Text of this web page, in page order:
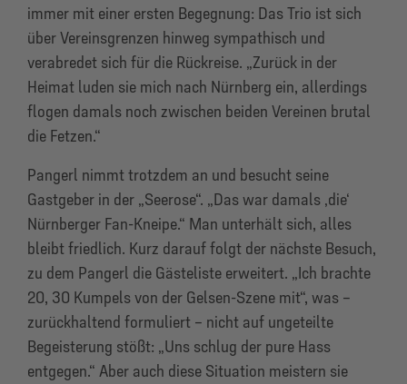
immer mit einer ersten Begegnung: Das Trio ist sich
über Vereinsgrenzen hinweg sympathisch und
verabredet sich für die Rückreise. „Zurück in der
Heimat luden sie mich nach Nürnberg ein, allerdings
flogen damals noch zwischen beiden Vereinen brutal
die Fetzen.“
Pangerl nimmt trotzdem an und besucht seine
Gastgeber in der „Seerose“. „Das war damals ‚die‘
Nürnberger Fan-Kneipe.“ Man unterhält sich, alles
bleibt friedlich. Kurz darauf folgt der nächste Besuch,
zu dem Pangerl die Gästeliste erweitert. „Ich brachte
20, 30 Kumpels von der Gelsen-Szene mit“, was –
zurückhaltend formuliert – nicht auf ungeteilte
Begeisterung stößt: „Uns schlug der pure Hass
entgegen.“ Aber auch diese Situation meistern sie